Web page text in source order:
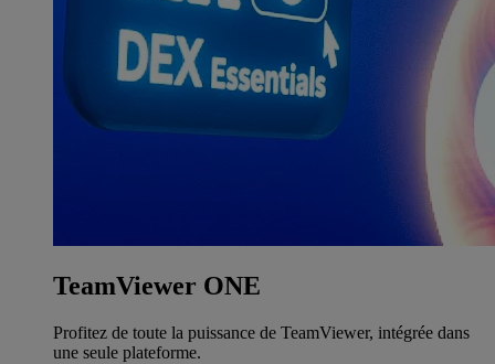
TeamViewer ONE
Profitez de toute la puissance de TeamViewer, intégrée dans
une seule plateforme.